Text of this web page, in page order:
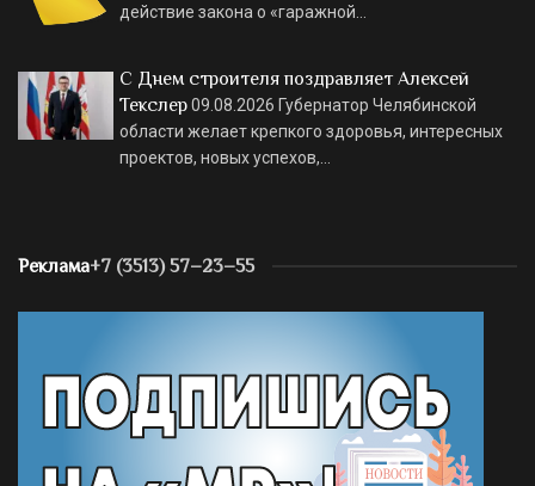
действие закона о «гаражной…
С Днем строителя поздравляет Алексей
Текслер09.08.2026 Губернатор Челябинской
области желает крепкого здоровья, интересных
проектов, новых успехов,…
Реклама+7 (3513) 57–23–55